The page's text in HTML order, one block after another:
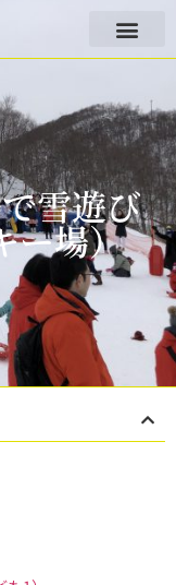
雪遊び
ー場）